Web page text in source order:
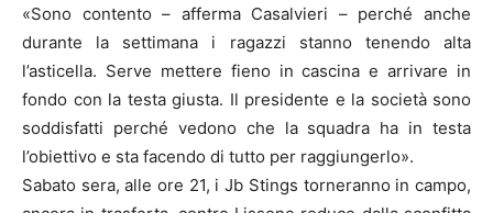
«Sono contento – afferma Casalvieri – perché anche
durante la settimana i ragazzi stanno tenendo alta
l’asticella. Serve mettere fieno in cascina e arrivare in
fondo con la testa giusta. Il presidente e la società sono
soddisfatti perché vedono che la squadra ha in testa
l’obiettivo e sta facendo di tutto per raggiungerlo».
Sabato sera, alle ore 21, i Jb Stings torneranno in campo,